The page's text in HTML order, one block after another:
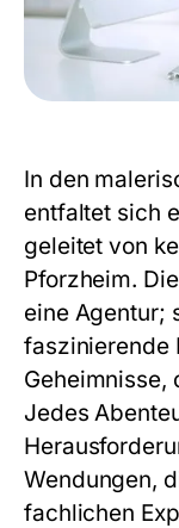
In den
entfaltet sich
geleitet von
Pforzheim.
eine Agentur;
faszinierende
Geheimnisse,
Jedes
Wendungen,
fachlichen